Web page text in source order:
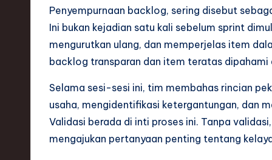
ft
w
Penyempurnaan backlog, sering disebut
Ini bukan kejadian satu kali sebelum sprint
mengurutkan ulang, dan memperjelas item
backlog transparan dan item teratas dipahami
Selama sesi-sesi ini, tim membahas rincian
usaha, mengidentifikasi ketergantungan, dan
Validasi berada di inti proses ini. Tanpa
mengajukan pertanyaan penting tentang